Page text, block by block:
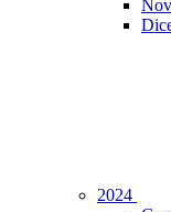
2024